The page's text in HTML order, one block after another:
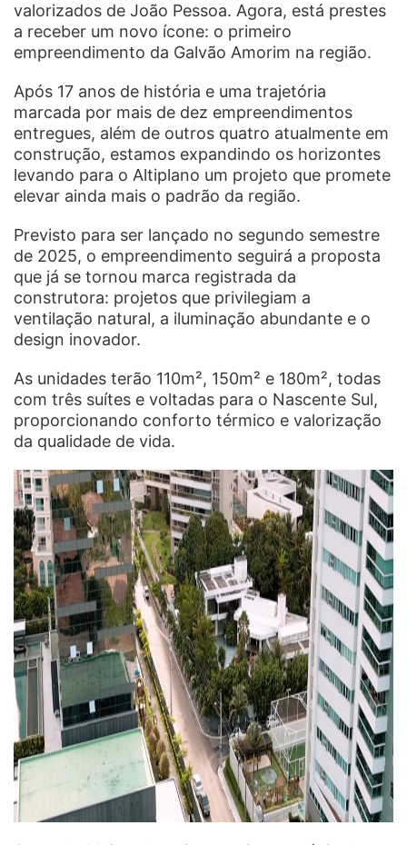
valorizados de João Pessoa. Agora, está prestes
a receber um novo ícone: o primeiro
empreendimento da Galvão Amorim na região.
Após 17 anos de história e uma trajetória
marcada por mais de dez empreendimentos
entregues, além de outros quatro atualmente em
construção, estamos expandindo os horizontes
levando para o Altiplano um projeto que promete
elevar ainda mais o padrão da região.
Previsto para ser lançado no segundo semestre
de 2025, o empreendimento seguirá a proposta
que já se tornou marca registrada da
construtora: projetos que privilegiam a
ventilação natural, a iluminação abundante e o
design inovador.
As unidades terão 110m², 150m² e 180m², todas
com três suítes e voltadas para o Nascente Sul,
proporcionando conforto térmico e valorização
da qualidade de vida.